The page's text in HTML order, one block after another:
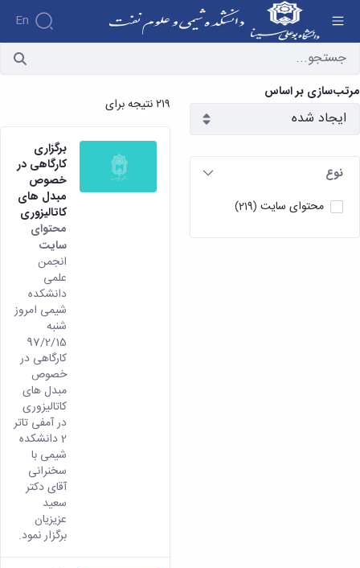
En
آرشیو اخبار - دانشکده شیمی و علوم نفت
مرتب‌سازی بر اساس
نوع
محتوای سایت (219)
۲۱۹ نتیجه برای
برگزاری
کارگاهی در
خصوص
مبدل های
کاتالیزوری
محتوای
سایت
انجمن
علمی
دانشکده
شیمی امروز
شنبه
97/2/15
کارگاهی در
خصوص
مبدل های
کاتالیزوری
در آمفی تاتر
2 دانشکده
شیمی با
سخنرانی
آقای دکتر
سعید
عزیزیان
برگزار نمود.